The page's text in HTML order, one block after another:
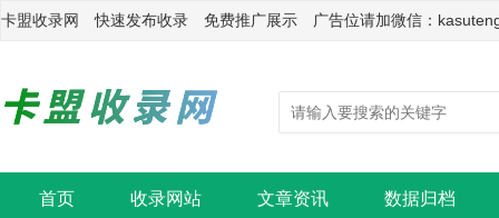
卡盟收录网 快速发布收录 免费推广展示 广告位请加微信：
首页 收录网站 文章资讯 数据归档